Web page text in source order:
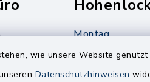
wie unsere Website
Datenschutzhinweisen
Montag
Nur mit